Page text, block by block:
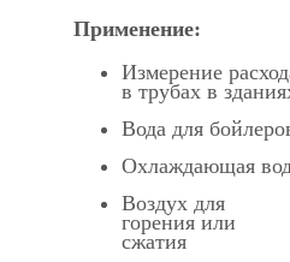
Применение:
Измерение
в трубах в
Вода для
Охлаждающая
Воздух для
горения или
сжатия